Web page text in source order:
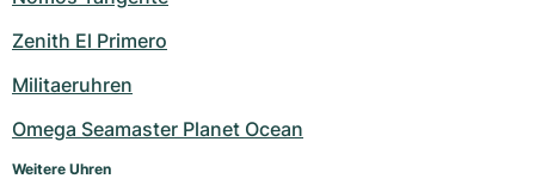
Milgauss
Oyster Perpetual
Yacht-Master
Damenuhren
Ronde
Rotonde
Crash
Professional
Bentley
Transocean
Formula 1
Grand Carrera
Gebraucht
Portofino
Portugieser
Da Vinci
Spirit of Big Bang
King Power
Gebraucht
Zenith El Primero
Militaeruhren
Omega Seamaster Planet Ocean
Weitere Uhren